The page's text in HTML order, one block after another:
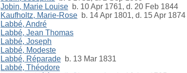
Jobin, Marie Louise b. 10 Apr 1761, d. 20 Feb 1844
Kaufholtz, Marie-Rose b. 14 Apr 1801, d. 15 Apr 1874
Labbé, André
Labbé, Jean Thomas
Labbé, Joseph
Labbé, Modeste
Labbé, Réparade b. 13 Mar 1831
Labbé, Théodore